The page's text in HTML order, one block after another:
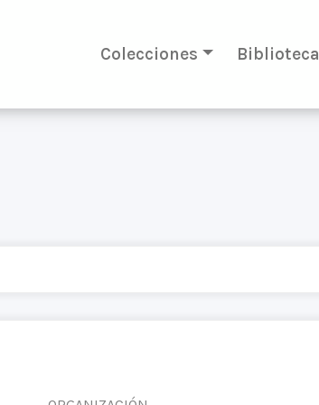
Colecciones Biblioteca